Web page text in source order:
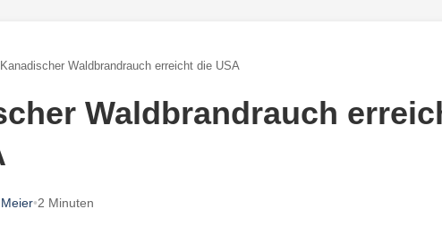
Kanadischer Waldbrandrauch erreicht die USA
Waldbrandrauch
•2 Minuten